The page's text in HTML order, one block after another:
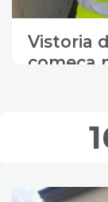
Vistoria
começa